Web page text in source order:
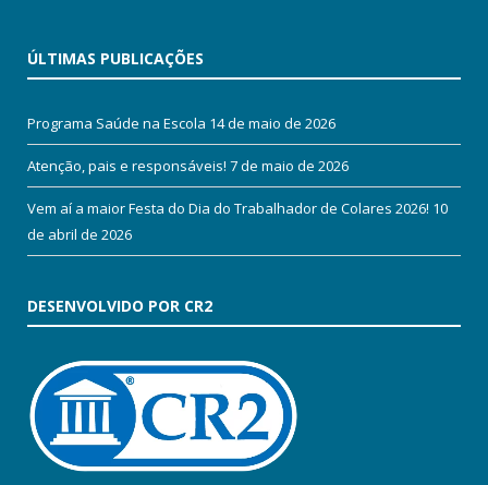
ÚLTIMAS PUBLICAÇÕES
Programa Saúde na Escola 14 de maio de 2026
Atenção, pais e responsáveis! 7 de maio de 2026
Vem aí a maior Festa do Dia do Trabalhador de Colares 2026! 10
de abril de 2026
DESENVOLVIDO POR CR2